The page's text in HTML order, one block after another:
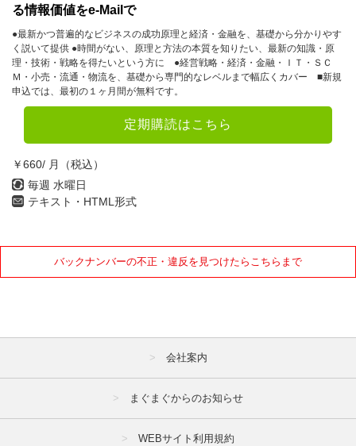
る情報価値をe-Mailで
●最新かつ普遍的なビジネスの成功原理と経済・金融を、基礎から分かりやす
く説いて提供 ●時間がない、原理と方法の本質を知りたい、最新の知識・原
理・技術・戦略を得たいという方に ●経営戦略・経済・金融・ＩＴ・ＳＣ
Ｍ・小売・流通・物流を、基礎から専門的なレベルまで幅広くカバー ■新規
申込では、最初の１ヶ月間が無料です。
定期購読はこちら
￥660/ 月（税込）
毎週 水曜日
テキスト・HTML形式
バックナンバーの不正・違反を見つけたらこちらまで
会社案内
まぐまぐからのお知らせ
WEBサイト利用規約